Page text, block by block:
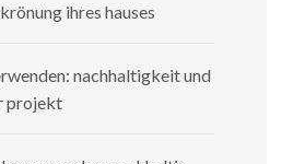
ihres hauses
nachhaltigkeit und
projekt